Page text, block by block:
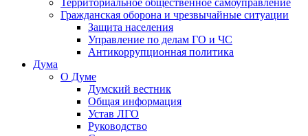
Территориальное общественное самоуправление
Гражданская оборона и чрезвычайные ситуации
Защита населения
Управление по делам ГО и ЧС
Антикоррупционная политика
Дума
О Думе
Думский вестник
Общая информация
Устав ЛГО
Руководство